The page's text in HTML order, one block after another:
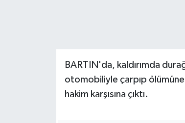
BARTIN'da, kaldırımda
otomobiliyle çarpıp
hakim karşısına çıktı.